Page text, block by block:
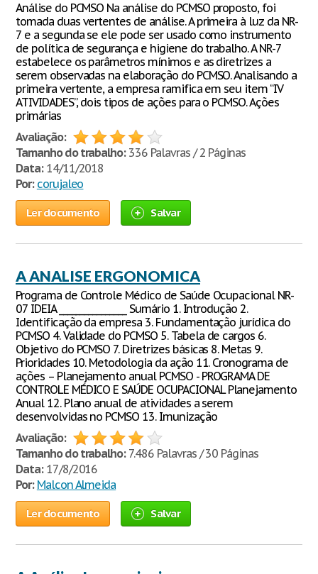
Análise do PCMSO Na análise do PCMSO proposto, foi
tomada duas vertentes de análise. A primeira à luz da NR-
7 e a segunda se ele pode ser usado como instrumento
de política de segurança e higiene do trabalho. A NR-7
estabelece os parâmetros mínimos e as diretrizes a
serem observadas na elaboração do PCMSO. Analisando a
primeira vertente, a empresa ramifica em seu item “IV
ATIVIDADES”, dois tipos de ações para o PCMSO. Ações
primárias
Avaliação:
Tamanho do trabalho:336 Palavras / 2 Páginas
Data:14/11/2018
Por: corujaleo
Ler documento Salvar
A ANALISE ERGONOMICA
Programa de Controle Médico de Saúde Ocupacional NR-
07 IDEIA ________________ Sumário 1. Introdução 2.
Identificação da empresa 3. Fundamentação jurídica do
PCMSO 4. Validade do PCMSO 5. Tabela de cargos 6.
Objetivo do PCMSO 7. Diretrizes básicas 8. Metas 9.
Prioridades 10. Metodologia da ação 11. Cronograma de
ações – Planejamento anual PCMSO - PROGRAMA DE
CONTROLE MÉDICO E SAÚDE OCUPACIONAL Planejamento
Anual 12. Plano anual de atividades a serem
desenvolvidas no PCMSO 13. Imunização
Avaliação:
Tamanho do trabalho:7.486 Palavras / 30 Páginas
Data:17/8/2016
Por: Malcon Almeida
Ler documento Salvar